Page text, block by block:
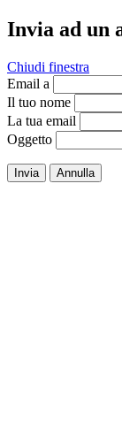
Invia ad un
Chiudi finestra
Email a
Il tuo nome
La tua email
Oggetto
Invia Annulla